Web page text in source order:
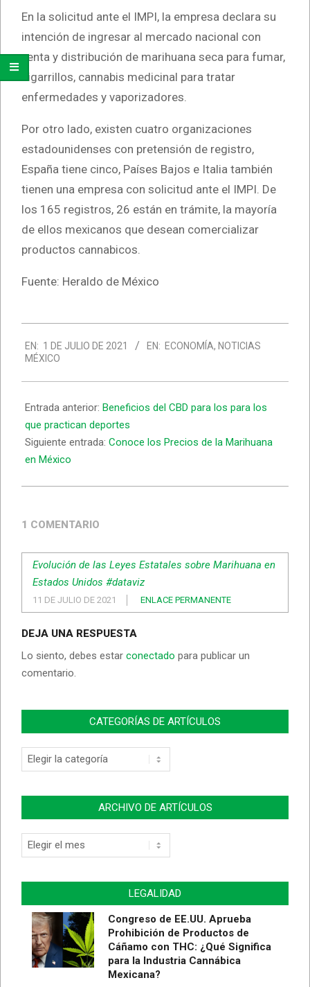
En la solicitud ante el IMPI, la empresa declara su
intención de ingresar al mercado nacional con
venta y distribución de marihuana seca para fumar,
cigarrillos, cannabis medicinal para tratar
enfermedades y vaporizadores.
Por otro lado, existen cuatro organizaciones
estadounidenses con pretensión de registro,
España tiene cinco, Países Bajos e Italia también
tienen una empresa con solicitud ante el IMPI. De
los 165 registros, 26 están en trámite, la mayoría
de ellos mexicanos que desean comercializar
productos cannabicos.
Fuente: Heraldo de México
07-
01
EN: 1 DE JULIO DE 2021 EN: ECONOMÍA, NOTICIAS
MÉXICO
Entrada anterior: Beneficios del CBD para los para los
que practican deportes
Siguiente entrada: Conoce los Precios de la Marihuana
en México
1 COMENTARIO
Evolución de las Leyes Estatales sobre Marihuana en
Estados Unidos #dataviz
11 DE JULIO DE 2021 ENLACE PERMANENTE
DEJA UNA RESPUESTA
Lo siento, debes estar conectado para publicar un
comentario.
CATEGORÍAS DE ARTÍCULOS
Categorías
de
ARCHIVO DE ARTÍCULOS
Archivo
de
LEGALIDAD
Congreso de EE.UU. Aprueba
Prohibición de Productos de
Cáñamo con THC: ¿Qué Significa
para la Industria Cannábica
Mexicana?